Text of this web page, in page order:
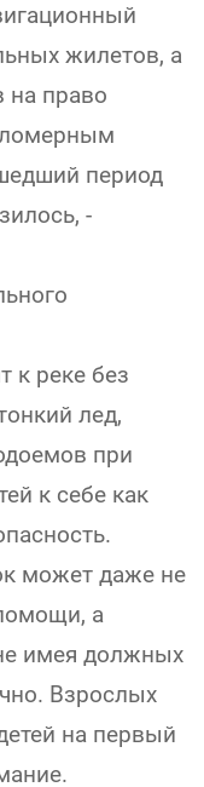
жилетов, а
на право
период
-
к реке без
лед,
при
к себе как
может даже не
а
имея должных
Взрослых
на первый